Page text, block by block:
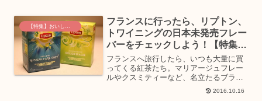
度品、美味しいご当地グルメや伝統のレ
ッタリな要素がてんこ盛り...
フランスに行ったら、リプトン、
トワイニングの日本未発売フレー
バーをチェックしよう！【特集：
おいしいグルメ土産】
フランスへ旅行したら、いつも大量に買
ってくる紅茶たち。マリアージュフレー
ルやクスミティーなど、名立たるブラン
ドの紅茶ももちろんオススメなのです
が、今回ご紹介するのは日本でも馴染み
2016.10.16